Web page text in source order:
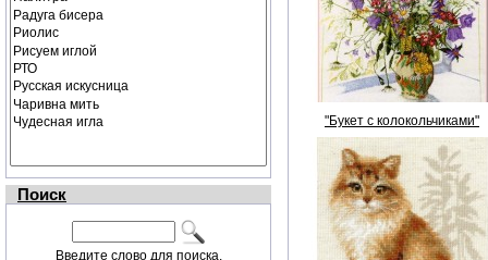
Поиск
Введите слово для поиска.
"Букет с колокольчиками"